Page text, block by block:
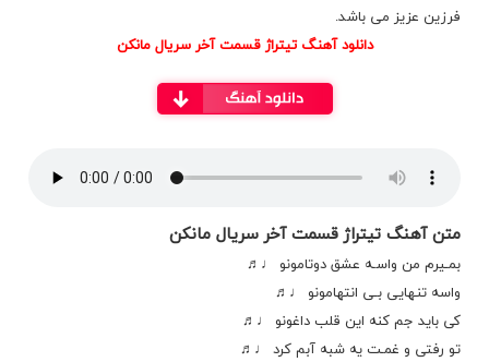
فرزین عزیز می باشد.
دانلود آهنگ تیتراژ قسمت آخر سریال مانکن
متن آهنگ تیتراژ قسمت آخر سریال مانکن
بمـیرم من واسـه عشق دوتامونو ♩♬
واسه تنهایی بـی انتهامونو ♩♬
کی باید جم کنه این قلب داغونو ♩♬
تو رفتی و غمـت یه شبه آبم کرد ♩♬